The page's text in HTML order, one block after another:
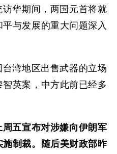
华期间，两国元首将就
与发展的重大问题深入
湾地区出售武器的立场
英案，中方此前已经多
五宣布对涉嫌向伊朗军
制裁。随后美财政部昨